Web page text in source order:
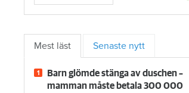
Mest läst Senaste nytt
Barn glömde stänga av duschen –
mamman måste betala 300 000